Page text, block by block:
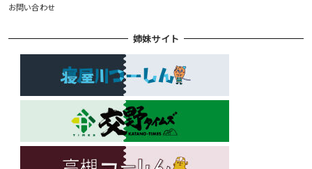
お問い合わせ
姉妹サイト